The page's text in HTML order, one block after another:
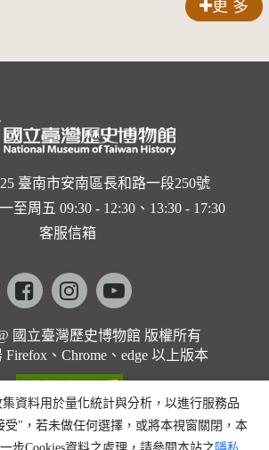
更 多
臺南市安南區長和路一段250號
至周五 09:30 - 12:30、13:30 - 17:30
客服信箱
Facebookinstagramyoutube
國立臺灣歷史博物館 版權所有
、Chrome、edge 以上版本
集資料用於量化統計與分析，以進行服務品
受"，若未做任何選擇，或將本視窗關閉，本
步Cookies資料之處理，請參閱本站之 隱私